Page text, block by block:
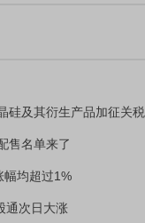
硅及其衍生产品加征关税
售名单来了
幅均超过1%
通次日大涨